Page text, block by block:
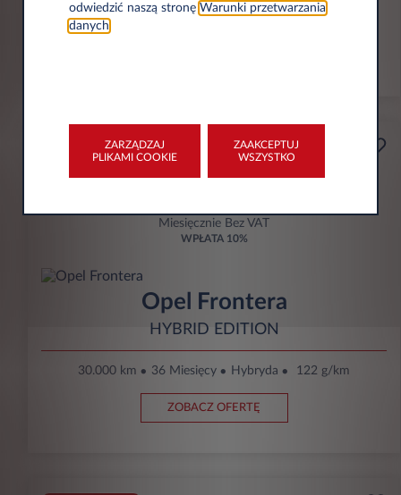
30.000 km 36 Miesięcy Hybryda 106 g/km
Przedsiębiorca
Miesięcznie Bez VAT
WPŁATA 10%
Opel Frontera
HYBRID EDITION
30.000 km 36 Miesięcy Hybryda 122 g/km
ZOBACZ OFERTĘ
odwiedzić naszą stronę Warunki przetwarzania
danych.
ZARZĄDZAJ
PLIKAMI COOKIE
ZAAKCEPTUJ
WSZYSTKO